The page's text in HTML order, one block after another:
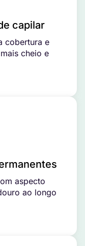
capilar
cobertura e
cheio e
aspecto
ao longo